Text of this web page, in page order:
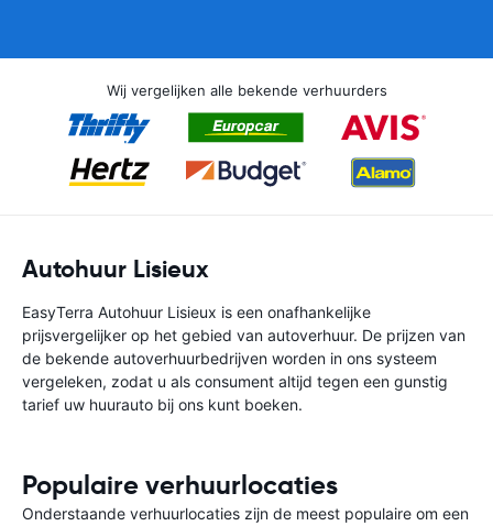
Wij vergelijken alle bekende verhuurders
Autohuur Lisieux
EasyTerra Autohuur Lisieux is een onafhankelijke
prijsvergelijker op het gebied van autoverhuur. De prijzen van
de bekende autoverhuurbedrijven worden in ons systeem
vergeleken, zodat u als consument altijd tegen een gunstig
tarief uw huurauto bij ons kunt boeken.
Populaire verhuurlocaties
Onderstaande verhuurlocaties zijn de meest populaire om een